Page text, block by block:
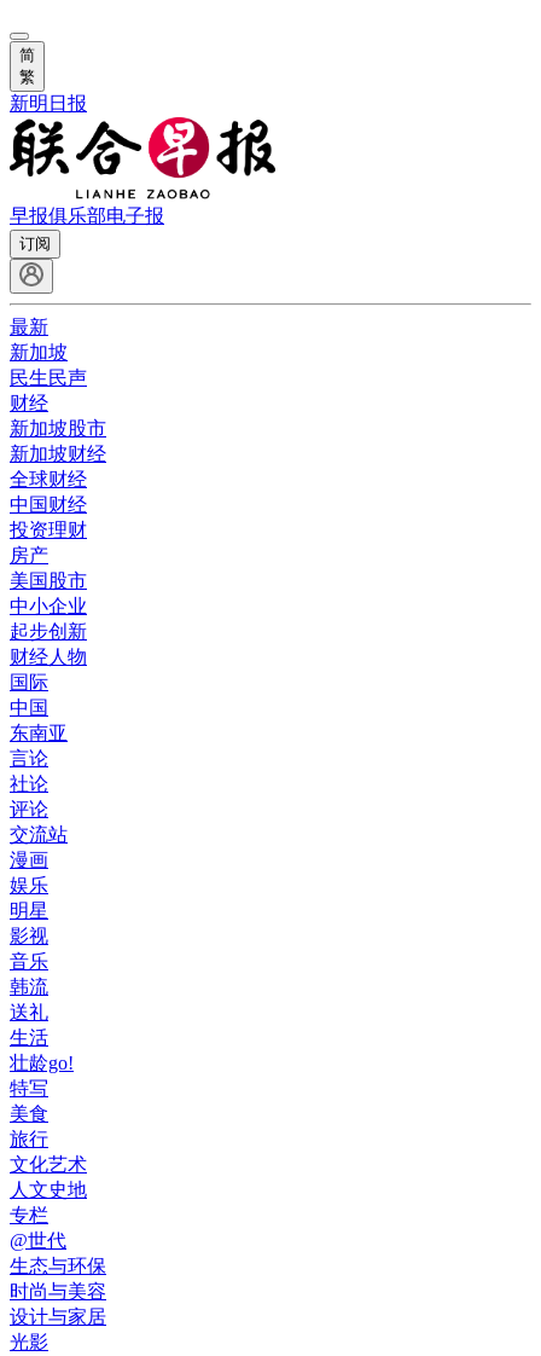
简
繁
新明日报
早报俱乐部电子报
订阅
最新
新加坡
民生民声
财经
新加坡股市
新加坡财经
全球财经
中国财经
投资理财
房产
美国股市
中小企业
起步创新
财经人物
国际
中国
东南亚
言论
社论
评论
交流站
漫画
娱乐
明星
影视
音乐
韩流
送礼
生活
壮龄go!
特写
美食
旅行
文化艺术
人文史地
专栏
@世代
生态与环保
时尚与美容
设计与家居
光影